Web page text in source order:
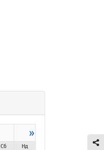
»
Сб Нд